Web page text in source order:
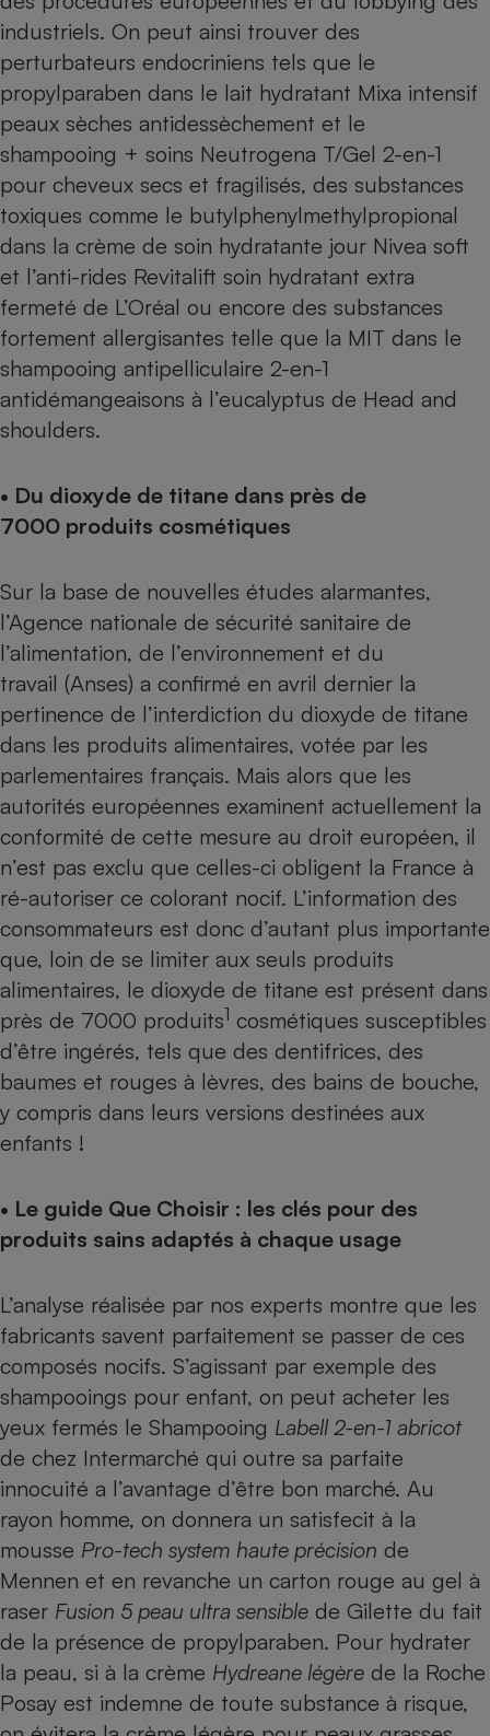
industriels. On peut ainsi trouver des
perturbateurs endocriniens tels que le
propylparaben dans le lait hydratant Mixa intensif
peaux sèches antidessèchement et le
shampooing + soins Neutrogena T/Gel 2-en-1
pour cheveux secs et fragilisés, des substances
toxiques comme le butylphenylmethylpropional
dans la crème de soin hydratante jour Nivea soft
et l’anti-rides Revitalift soin hydratant extra
fermeté de L’Oréal ou encore des substances
fortement allergisantes telle que la MIT dans le
shampooing antipelliculaire 2-en-1
antidémangeaisons à l’eucalyptus de Head and
shoulders.
• Du dioxyde de titane dans près de
7000 produits cosmétiques
Sur la base de nouvelles études alarmantes,
l’Agence nationale de sécurité sanitaire de
l’alimentation, de l’environnement et du
travail (Anses) a confirmé en avril dernier la
pertinence de l’interdiction du dioxyde de titane
dans les produits alimentaires, votée par les
parlementaires français. Mais alors que les
autorités européennes examinent actuellement la
conformité de cette mesure au droit européen, il
n’est pas exclu que celles-ci obligent la France à
ré-autoriser ce colorant nocif. L’information des
consommateurs est donc d’autant plus importante
que, loin de se limiter aux seuls produits
alimentaires, le dioxyde de titane est présent dans
près de 7000 produits1 cosmétiques susceptibles
d’être ingérés, tels que des dentifrices, des
baumes et rouges à lèvres, des bains de bouche,
y compris dans leurs versions destinées aux
enfants !
• Le guide Que Choisir : les clés pour des
produits sains adaptés à chaque usage
L’analyse réalisée par nos experts montre que les
fabricants savent parfaitement se passer de ces
composés nocifs. S’agissant par exemple des
shampooings pour enfant, on peut acheter les
yeux fermés le Shampooing Labell 2-en-1 abricot
de chez Intermarché qui outre sa parfaite
innocuité a l’avantage d’être bon marché. Au
rayon homme, on donnera un satisfecit à la
mousse Pro-tech system haute précision de
Mennen et en revanche un carton rouge au gel à
raser Fusion 5 peau ultra sensible de Gilette du fait
de la présence de propylparaben. Pour hydrater
la peau, si à la crème Hydreane légère de la Roche
Posay est indemne de toute substance à risque,
Climatiseur -
Ventilateur
Cafetière à expressos
Antivirus